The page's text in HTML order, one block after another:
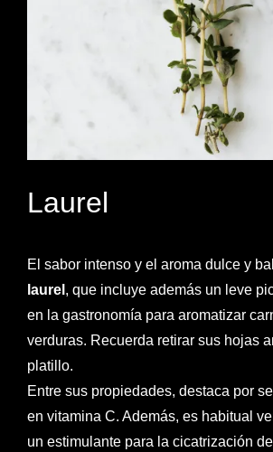
Laurel
El sabor intenso y el aroma dulce y
laurel , que incluye además un leve
en la gastronomía para aromatizar
verduras. Recuerda retirar sus hojas
platillo.
Entre sus propiedades, destaca por
en vitamina C. Además, es habitual
un estimulante para la cicatrización